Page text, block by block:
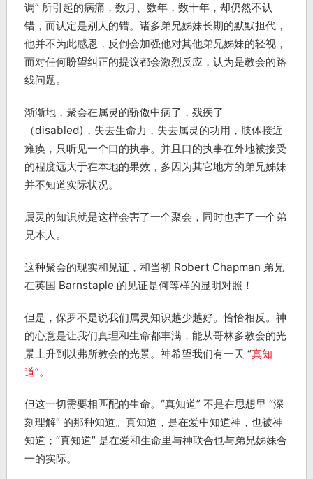
调” 所引起的病痛，数月、数年，数十年，却仍然不认
错，而认定是别人的错。诸多弟兄姊妹长期的默默担代，
他并不为此感恩，反倒会加强他对其他弟兄姊妹的轻视，
而对任何盼望纠正的提议都会激烈反应，认为是教会的路
线问题。
渐渐地，聚会在属灵的骄傲中病了，残疾了
（disabled)，失去生命力，失去属灵的功用，肢体接近
瘫痪，只听见一个口的执事。并且口的执事在外地被接受
的程度远大于在本地的果效，多因为其它地方的弟兄姊妹
并不知道实际状况。
属灵的知识就是这样会害了一个聚会，同时也害了一个弟
兄本人。
这种聚会的现实和见证，和当初 Robert Chapman 弟兄
在英国 Barnstaple 的见证是何等样的显明对照！
但是，保罗不是说我们属灵知识越少越好。恰恰相反。神
的心意是让我们真理和生命都丰满，能从哥林多教会的光
景上升到以弗所教会的光景。神希望我们有一天 “真知
道”。
但这一切需要相匹配的生命。“真知道” 不是在思想里 “深
刻理解” 的那种知道。真知道，是在爱中知道神，也被神
知道；“真知道” 是在爱和生命里与神联合也与弟兄姊妹合
一的实际。